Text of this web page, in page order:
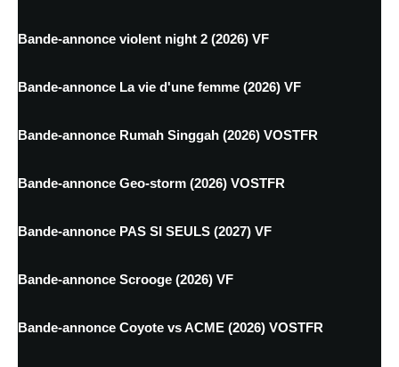
Bande-annonce violent night 2 (2026) VF
Bande-annonce La vie d'une femme (2026) VF
Bande-annonce Rumah Singgah (2026) VOSTFR
Bande-annonce Geo-storm (2026) VOSTFR
Bande-annonce PAS SI SEULS (2027) VF
Bande-annonce Scrooge (2026) VF
Bande-annonce Coyote vs ACME (2026) VOSTFR